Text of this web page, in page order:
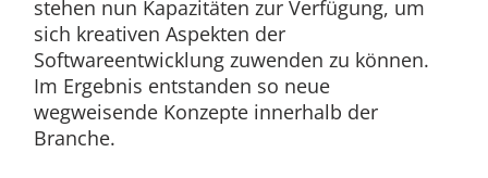
stehen nun Kapazitäten zur Verfügung, um
sich kreativen Aspekten der
Softwareentwicklung zuwenden zu können.
Im Ergebnis entstanden so neue
wegweisende Konzepte innerhalb der
Branche.